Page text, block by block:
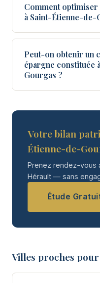
Comment
à Saint-Étienne-de-
Peut-on obtenir un
épargne constituée
Gourgas ?
Votre bilan
Étienne-de-
Prenez rendez-vous
Hérault — sans
Étude
Villes proches